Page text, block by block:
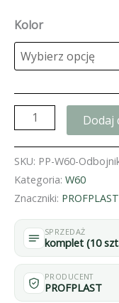
Kolor
ilość
Odbojniki
przyścienne
kpl
(P+L)
W60
Dodaj
SKU: PP-W60-
Kategoria: W60
Znaczniki: PROFPLAST
SPRZEDAŻ
komplet (10
PRODUCENT
PROFPLAST